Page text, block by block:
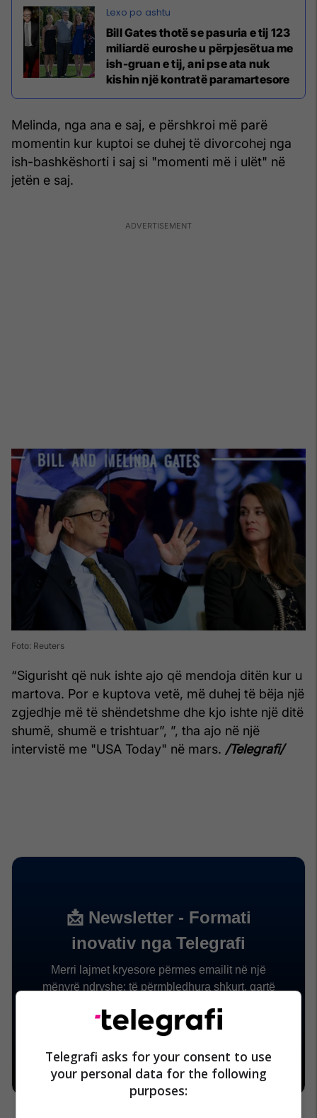
Bill Gates thotë se pasuria e tij 123
miliardë euroshe u përpjesëtua me
ish-gruan e tij, ani pse ata nuk
kishin një kontratë paramartesore
Melinda, nga ana e saj, e përshkroi më parë
momentin kur kuptoi se duhej të divorcohej nga
ish-bashkëshorti i saj si "momenti më i ulët" në
jetën e saj.
Foto: Reuters
“Sigurisht që nuk ishte ajo që mendoja ditën kur u
martova. Por e kuptova vetë, më duhej të bëja një
zgjedhje më të shëndetshme dhe kjo ishte një ditë
shumë, shumë e trishtuar”, ”, tha ajo në një
intervistë me "USA Today" në mars. /Telegrafi/
Telegrafi asks for your consent to use
your personal data for the following
purposes: